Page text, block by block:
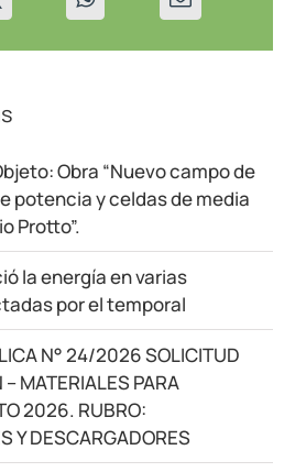
Obra “Nuevo campo de
potencia y celdas de media
Protto”.
la energía en varias
por el temporal
N° 24/2026 SOLICITUD
MATERIALES PARA
2026. RUBRO:
Y DESCARGADORES